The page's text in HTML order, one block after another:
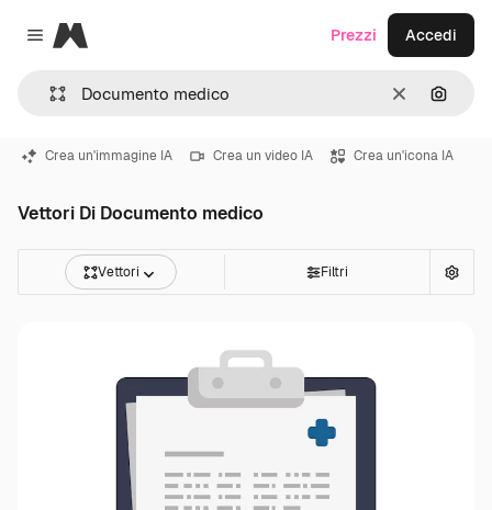
Close menu
Magnific
CancellaCerca
Prezzi Accedi
Crea un'immagine IA Crea un video IA Crea un'icona IA
Vettori Di Documento medico
Vettori Filtri